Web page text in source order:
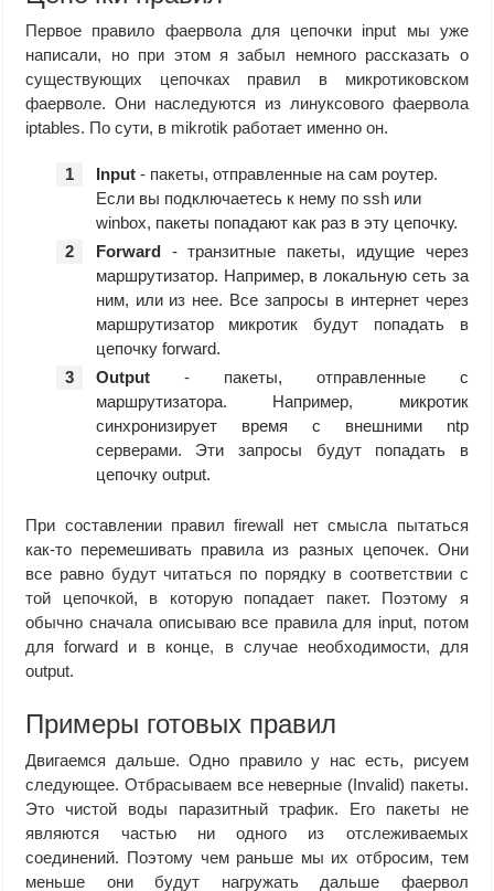
Первое правило фаервола для цепочки input мы уже
написали, но при этом я забыл немного рассказать о
существующих цепочках правил в микротиковском
фаерволе. Они наследуются из линуксового фаервола
iptables. По сути, в mikrotik работает именно он.
Input- пакеты, отправленные на сам роутер.
Если вы подключаетесь к нему по ssh или
winbox, пакеты попадают как раз в эту цепочку.
Forward- транзитные пакеты, идущие через
маршрутизатор. Например, в локальную сеть за
ним, или из нее. Все запросы в интернет через
маршрутизатор микротик будут попадать в
цепочку forward.
Output- пакеты, отправленные с
маршрутизатора. Например, микротик
синхронизирует время с внешними ntp
серверами. Эти запросы будут попадать в
цепочку output.
При составлении правил firewall нет смысла пытаться
как-то перемешивать правила из разных цепочек. Они
все равно будут читаться по порядку в соответствии с
той цепочкой, в которую попадает пакет. Поэтому я
обычно сначала описываю все правила для input, потом
для forward и в конце, в случае необходимости, для
output.
Примеры готовых правил
Двигаемся дальше. Одно правило у нас есть, рисуем
следующее. Отбрасываем все неверные (Invalid) пакеты.
Это чистой воды паразитный трафик. Его пакеты не
являются частью ни одного из отслеживаемых
соединений. Поэтому чем раньше мы их отбросим, тем
меньше они будут нагружать дальше фаервол